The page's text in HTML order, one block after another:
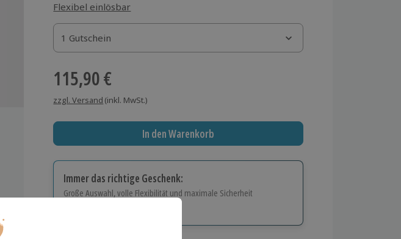
Flexibel einlösbar
1 Gutschein
1 Gutschein
1 Gutschein
115,90 €
zzgl. Versand (inkl. MwSt.)
In den Warenkorb
Immer das richtige Geschenk:
Große Auswahl, volle Flexibilität und maximale Sicherheit